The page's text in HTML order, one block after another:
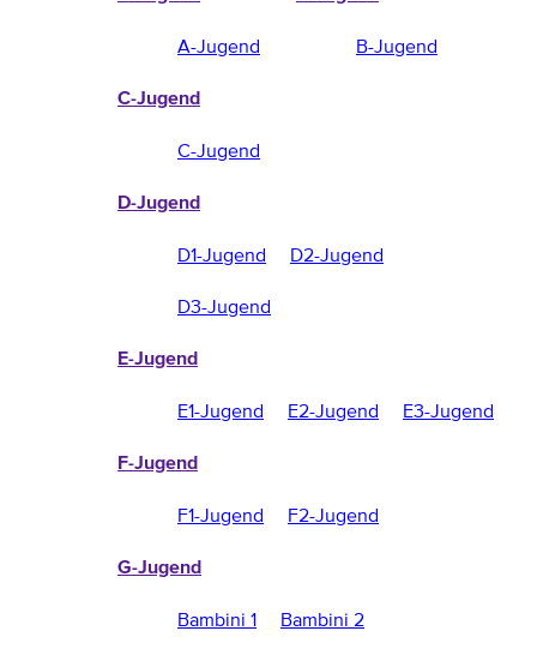
A-Jugend B-Jugend
C-Jugend
C-Jugend
D-Jugend
D1-Jugend
D2-Jugend
D3-Jugend
E-Jugend
E1-Jugend E2-Jugend E3-Jugend
F-Jugend
F1-Jugend F2-Jugend
G-Jugend
Bambini 1 Bambini 2